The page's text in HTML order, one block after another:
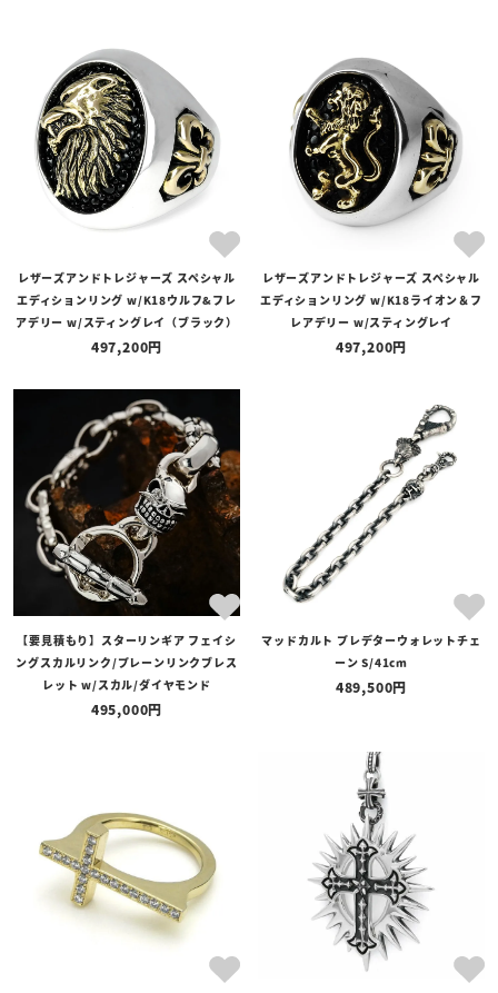
レザーズアンドトレジャーズ スペシャル
エディションリング w/K18ウルフ&フレ
アデリー w/スティングレイ（ブラック）
497,200
レザーズアンドトレジャーズ スペシャル
エディションリング w/K18ライオン＆フ
レアデリー w/スティングレイ
497,200
【要見積もり】スターリンギア フェイシ
ングスカルリンク/プレーンリンクブレス
レット w/スカル/ダイヤモンド
495,000
マッドカルト プレデターウォレットチェ
ーン S/41cm
489,500